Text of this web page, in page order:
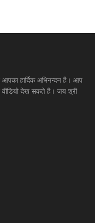
हार्दिक अभिनन्दन है। आप
वीडियो देख सकते है। जय श्री